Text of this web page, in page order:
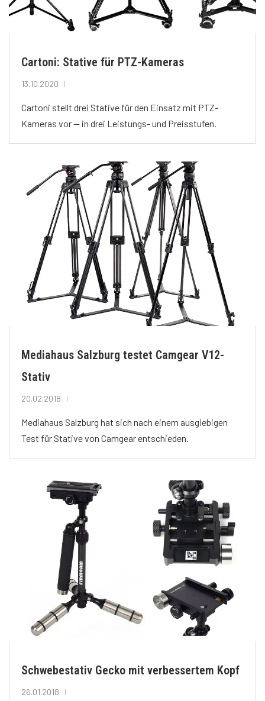
Cartoni: Stative für PTZ-Kameras
13.10.2020
Cartoni stellt drei Stative für den Einsatz mit PTZ-
Kameras vor — in drei Leistungs- und Preisstufen.
Mediahaus Salzburg testet Camgear V12-
Stativ
20.02.2018
Mediahaus Salzburg hat sich nach einem ausgiebigen
Test für Stative von Camgear entschieden.
Schwebestativ Gecko mit verbessertem Kopf
26.01.2018